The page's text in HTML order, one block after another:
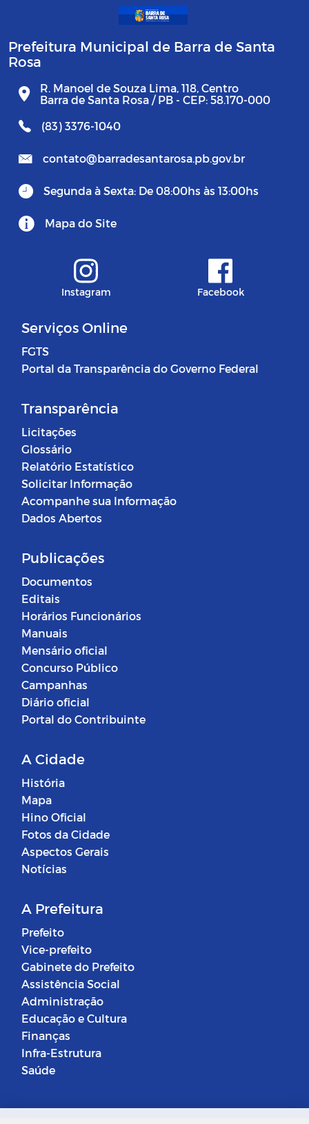
Prefeitura Municipal de Barra de Santa
Rosa
R. Manoel de Souza Lima, 118, Centro
Barra de Santa Rosa / PB - CEP: 58.170-000
(83) 3376-1040
contato@barradesantarosa.pb.gov.br
Segunda à Sexta: De 08:00hs às 13:00hs
Mapa do Site
Instagram Facebook
Serviços Online
FGTS
Portal da Transparência do Governo Federal
Transparência
Licitações
Glossário
Relatório Estatístico
Solicitar Informação
Acompanhe sua Informação
Dados Abertos
Publicações
Documentos
Editais
Horários Funcionários
Manuais
Mensário oficial
Concurso Público
Campanhas
Diário oficial
Portal do Contribuinte
A Cidade
História
Mapa
Hino Oficial
Fotos da Cidade
Aspectos Gerais
Notícias
A Prefeitura
Prefeito
Vice-prefeito
Gabinete do Prefeito
Assistência Social
Administração
Educação e Cultura
Finanças
Infra-Estrutura
Saúde